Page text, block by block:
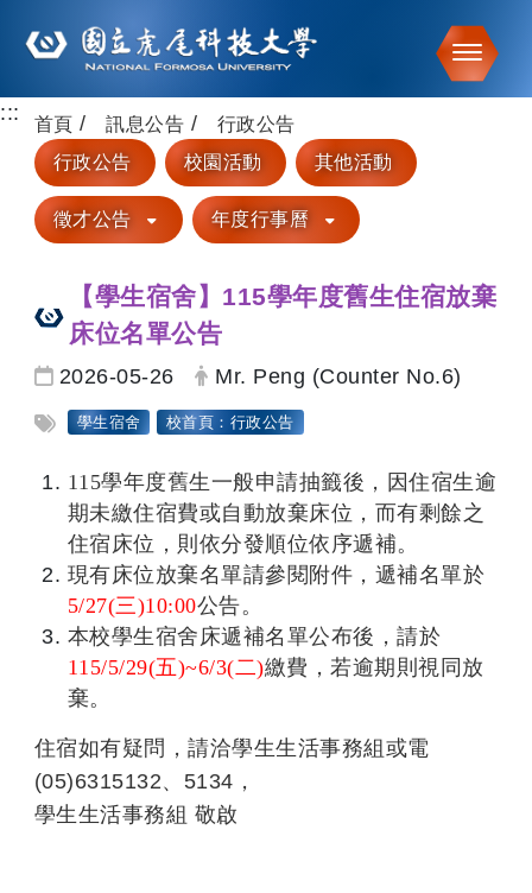
跳到主要內容
::: 首頁 訊息公告
行政公告
行政公告
校園活動 其他活動
徵才公告 年度行事曆
【學生宿舍】115學年度舊生住宿放棄
床位名單公告
日期：
2026-05-26 發布者：
Mr. Peng (Counter No.6)
標籤：
學生宿舍 校首頁：行政公告
115學年度舊生一般申請抽籤後，因住宿生逾
期未繳住宿費或自動放棄床位，而有剩餘之
住宿床位，則依分發順位依序遞補。
現有床位放棄名單請參閱附件，遞補名單於
5/27(三)10:00公告。
本校學生宿舍床遞補名單公布後，請於
115/5/29(五)~6/3(二)繳費，若逾期則視同放
棄。
住宿如有疑問，請洽學生生活事務組或電
(05)6315132、5134，
學生生活事務組 敬啟